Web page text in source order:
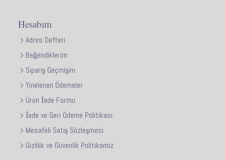
Hesabım
Adres Defteri
Beğendiklerim
Sipariş Geçmişim
Yinelenen Ödemeler
Ürün İade Formu
İade ve Geri Ödeme Politikası
Mesafeli Satış Sözleşmesi
Gizlilik ve Güvenlik Politikamız